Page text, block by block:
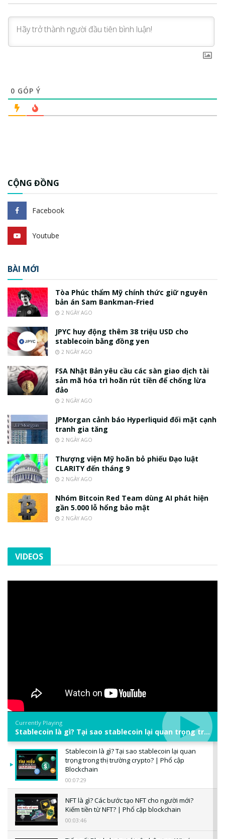
0 GÓP Ý
CỘNG ĐỒNG
Facebook
Youtube
BÀI MỚI
Tòa Phúc thẩm Mỹ chính thức giữ nguyên
bản án Sam Bankman-Fried
2 NGÀY AGO
JPYC huy động thêm 38 triệu USD cho
stablecoin bằng đồng yen
2 NGÀY AGO
FSA Nhật Bản yêu cầu các sàn giao dịch tài
sản mã hóa trì hoãn rút tiền để chống lừa
đảo
2 NGÀY AGO
JPMorgan cảnh báo Hyperliquid đối mặt cạnh
tranh gia tăng
2 NGÀY AGO
Thượng viện Mỹ hoãn bỏ phiếu Đạo luật
CLARITY đến tháng 9
2 NGÀY AGO
Nhóm Bitcoin Red Team dùng AI phát hiện
gần 5.000 lỗ hổng bảo mật
2 NGÀY AGO
VIDEOS
Currently Playing
Stablecoin là gì? Tại sao stablecoin lại quan trọng trong thị trường crypto? | Phổ cập Blockchain
Stablecoin là gì? Tại sao stablecoin lại quan
trọng trong thị trường crypto? | Phổ cập
Blockchain
00:07:29
NFT là gì? Các bước tạo NFT cho người mới?
Kiếm tiền từ NFT? | Phổ cập blockchain
00:03:46